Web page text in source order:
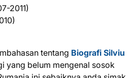
2011)
tentang Biografi Silviu
yang belum mengenal sosok